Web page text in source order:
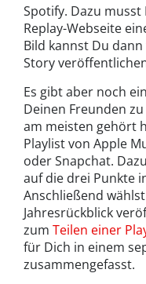
Spotify. Dazu
Replay-Webseite
Bild kannst Du
Story
Es gibt aber noch
Deinen Freunden
am meisten gehört
Playlist von Apple
oder Snapchat.
auf die drei Punkte
Anschließend
Jahresrückblick
zum Teilen einer
für Dich in einem
zusammengefasst.